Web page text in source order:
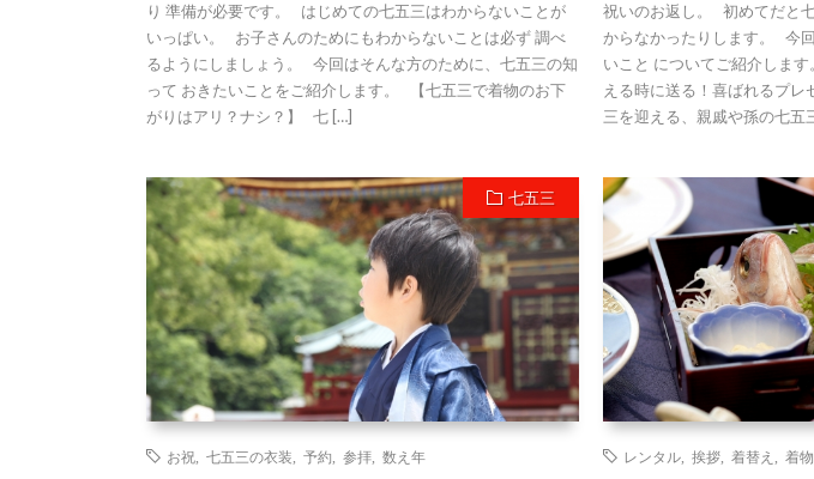
り 準備が必要です。 はじめての七五三はわからないことが
いっぱい。 お子さんのためにもわからないことは必ず 調べ
るようにしましょう。 今回はそんな方のために、七五三の知
って おきたいことをご紹介します。 【七五三で着物のお下
がりはアリ？ナシ？】 七 […]
祝いのお返し。 初めてだと
からなかったりします。 今
いこと についてご紹介しま
える時に送る！喜ばれるプ
三を迎える、親戚や孫の七五
七五三
お祝 七五三の衣装 予約 参拝 数え年 レンタル ,挨拶 着替え 着物